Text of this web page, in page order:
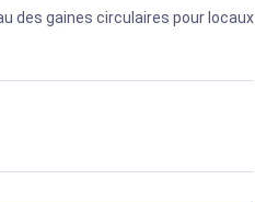
des gaines circulaires pour locaux